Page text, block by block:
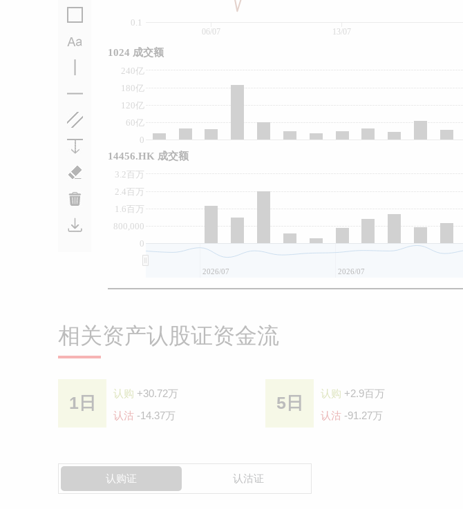
0.1
0
60亿
120亿
180亿
240亿
0
800,000
1.6百万
2.4百万
3.2百万
06/07 13/07
2026/07 2026/07
1024 成交额
14456.HK 成交额
相关资产认股证资金流
1日 认购 +30.72万
认沽 -14.37万
5日 认购 +2.9百万
认沽 -91.27万
认购证 认沽证